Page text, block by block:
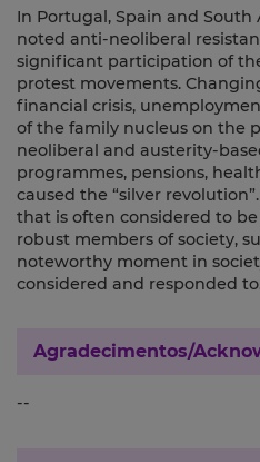
In Portugal, Spain and South
noted anti-neoliberal
significant participation of
protest movements.
financial crisis,
of the family nucleus on the
neoliberal and austerity-
programmes, pensions,
caused the “silver
that is often considered to
robust members of society,
noteworthy moment in
considered and responded
Agradecimentos/
--